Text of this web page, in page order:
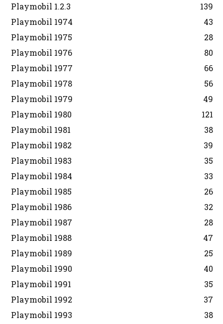
Playmobil 1.2.3
139
Playmobil 1974
43
Playmobil 1975
28
Playmobil 1976
80
Playmobil 1977
66
Playmobil 1978
56
Playmobil 1979
49
Playmobil 1980
121
Playmobil 1981
38
Playmobil 1982
39
Playmobil 1983
35
Playmobil 1984
33
Playmobil 1985
26
Playmobil 1986
32
Playmobil 1987
28
Playmobil 1988
47
Playmobil 1989
25
Playmobil 1990
40
Playmobil 1991
35
Playmobil 1992
37
Playmobil 1993
38